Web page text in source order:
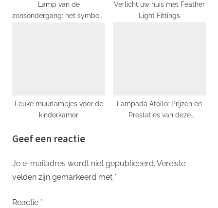
Lamp van de
zonsondergang: het symbool
Verlicht uw huis met Feather
Light Fittings
Leuke muurlampjes voor de
kinderkamer
Lampada Atollo: Prijzen en
Prestaties van deze
Geef een reactie
Je e-mailadres wordt niet gepubliceerd. Vereiste
velden zijn gemarkeerd met *
Reactie *